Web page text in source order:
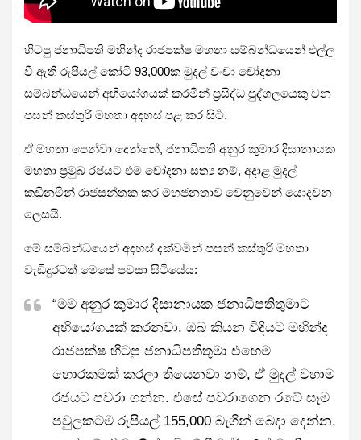
හිටපු ජනාධිපති මහින්ද රාජපක්ෂ මහතා සම්බන්ධයෙන් එල්ල
වී ඇති රුපියල් කෝටි 93,000ක මුදල් වංචා චෝදනා
සම්බන්ධයෙන් අභියෝගයක් කරමින් ප්‍රසිද්ධ පුද්ගලයෙකු වන
පසන් කස්තුරි මහතා අදහස් පළ කර සිටී.
ඒ මහතා පෙන්වා දෙන්නේ, ජනාධිපති අනුර කුමාර දිසානායක
මහතා ප්‍රමුඛ රජයට එම චෝදනා සත්‍ය නම්, අදාළ මුදල්
කඩිනමින් රාජසන්තක කර මහජනතාව වෙනුවෙන් යොදවන
ලෙසයි.
මේ සම්බන්ධයෙන් අදහස් දක්වමින් පසන් කස්තුරි මහතා
වැඩිදුරටත් මෙසේ පවසා සිටියේය:
“මම අනුර කුමාර දිසානායක ජනාධිපතිතුමාට
අභියෝගයක් කරනවා. ඔබ කියන විදියට මහින්ද
රාජපක්ෂ හිටපු ජනාධිපතිතුමා එහෙම
හොරකමක් කරලා තියෙනවා නම්, ඒ මුදල් වහාම
රජයට පවරා ගන්න. එසේ පවරාගෙන රටේ සෑම
පවුලකටම රුපියල් 155,000 බැගින් බෙදා දෙන්න,